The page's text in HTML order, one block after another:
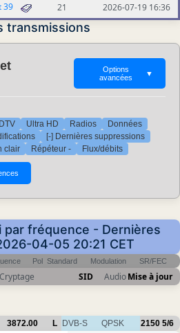
39 21 2026-07-19 16:36
transmissions
Options
avancées
▼
Ultra HD Radios
Données
[-] Dernières suppressions
clair
Répéteur - Flux/débits
par fréquence - Dernières
04-05 20:21 CET
Pol Standard Modulation SR/FEC
Cryptage SID AudioMise à jour
3872.00 L DVB-S QPSK 2150 5/6